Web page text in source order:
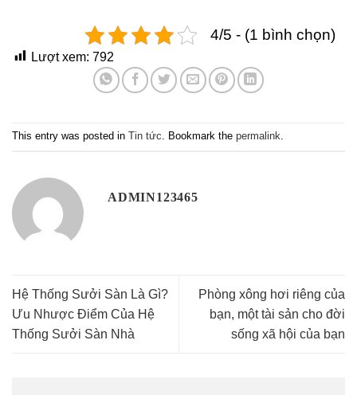
4/5 - (1 bình chọn)
Lượt xem: 792
This entry was posted in Tin tức. Bookmark the permalink.
ADMIN123465
Hệ Thống Sưởi Sàn Là Gì?
Ưu Nhược Điểm Của Hệ
Thống Sưởi Sàn Nhà
Phòng xông hơi riêng của
bạn, một tài sản cho đời
sống xã hội của bạn